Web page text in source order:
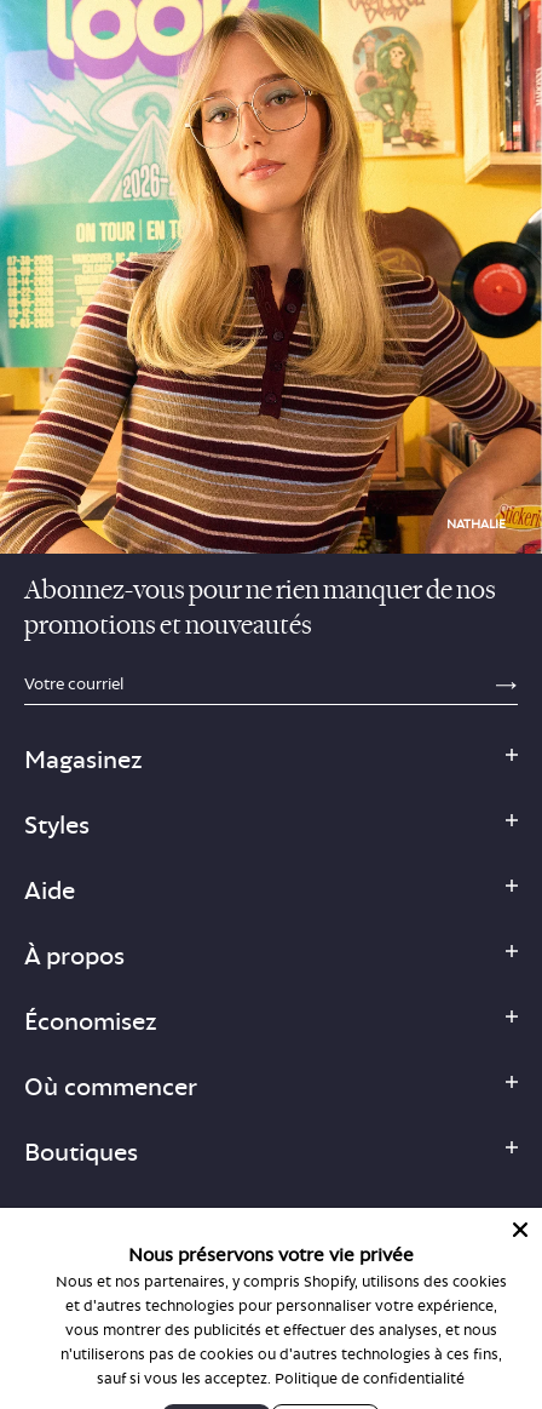
NATHALIE
Abonnez-vous pour ne rien manquer de nos
promotions et nouveautés
sections.footer.email_field_ada_label
Magasinez
Styles
Aide
À propos
Économisez
Où commencer
Boutiques
1-877-755-6659
support@bonlook.com
Nous préservons votre vie privée
Nous et nos partenaires, y compris Shopify, utilisons des cookies
et d'autres technologies pour personnaliser votre expérience,
vous montrer des publicités et effectuer des analyses, et nous
n'utiliserons pas de cookies ou d'autres technologies à ces fins,
sauf si vous les acceptez. Politique de confidentialité